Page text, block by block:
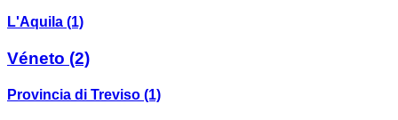
L'Aquila (1)
Véneto (2)
Provincia di Treviso (1)